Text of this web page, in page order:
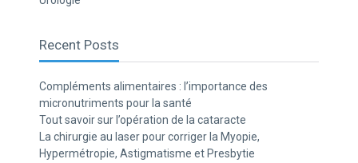
Recent Posts
Compléments alimentaires : l’importance des
micronutriments pour la santé
Tout savoir sur l’opération de la cataracte
La chirurgie au laser pour corriger la Myopie,
Hypermétropie, Astigmatisme et Presbytie